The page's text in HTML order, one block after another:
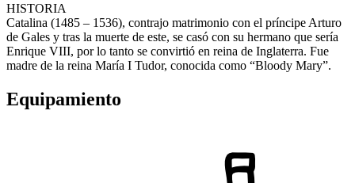
HISTORIA
Catalina (1485 – 1536), contrajo matrimonio con el príncipe Arturo
de Gales y tras la muerte de este, se casó con su hermano que sería
Enrique VIII, por lo tanto se convirtió en reina de Inglaterra. Fue
madre de la reina María I Tudor, conocida como “Bloody Mary”.
Equipamiento